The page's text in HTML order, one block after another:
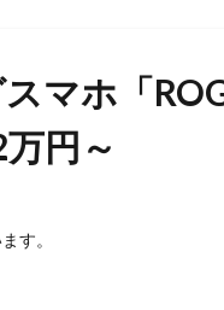
マホ「
円～
す。